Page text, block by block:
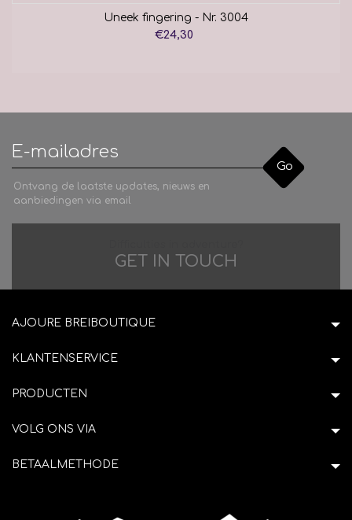
Uneek fingering - Nr. 3004
€24,30
Go
Ontvang de laatste updates, nieuws en
aanbiedingen via email
GET IN TOUCH
AJOURE BREIBOUTIQUE
KLANTENSERVICE
PRODUCTEN
VOLG ONS VIA
BETAALMETHODE